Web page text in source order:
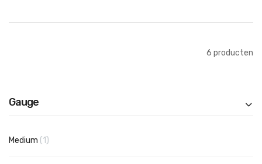
Gauge
Medium 1product
6 producten